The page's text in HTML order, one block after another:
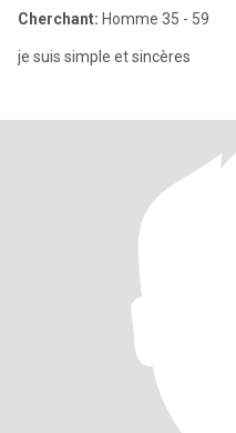
Cherchant: Homme 35 - 59
je suis simple et sincères